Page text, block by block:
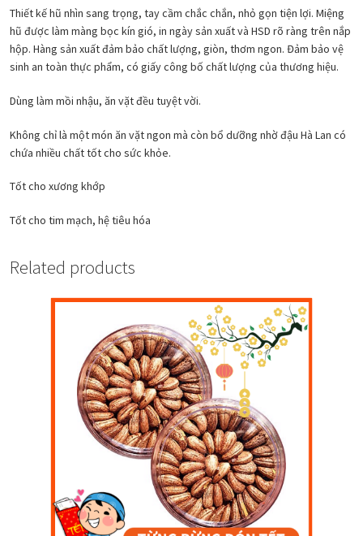
Thiết kế hũ nhìn sang trọng, tay cầm chắc chắn, nhỏ gọn tiện lợi. Miệng
hũ được làm màng bọc kín gió, in ngày sản xuất và HSD rõ ràng trên nắp
hộp. Hàng sản xuất đảm bảo chất lượng, giòn, thơm ngon. Đảm bảo vệ
sinh an toàn thực phẩm, có giấy công bố chất lượng của thương hiệu.
Dùng làm mồi nhậu, ăn vặt đều tuyệt vời.
Không chỉ là một món ăn vặt ngon mà còn bổ dưỡng nhờ đậu Hà Lan có
chứa nhiều chất tốt cho sức khỏe.
Tốt cho xương khớp
Tốt cho tim mạch, hệ tiêu hóa
Related products